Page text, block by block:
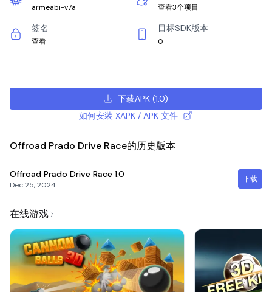
armeabi-v7a 查看3个项目
签名
查看
目标SDK版本
0
下载APK (1.0)
如何安装 XAPK / APK 文件
Offroad Prado Drive Race的历史版本
Offroad Prado Drive Race 1.0
Dec 25, 2024
下载
在线游戏